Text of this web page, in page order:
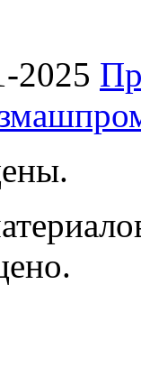
2025